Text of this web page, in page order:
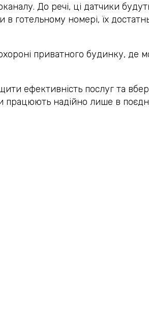
До речі, ці датчики
в готельному номері, їх
приватного будинку, де
ефективність послуг та
працюють надійно лише в